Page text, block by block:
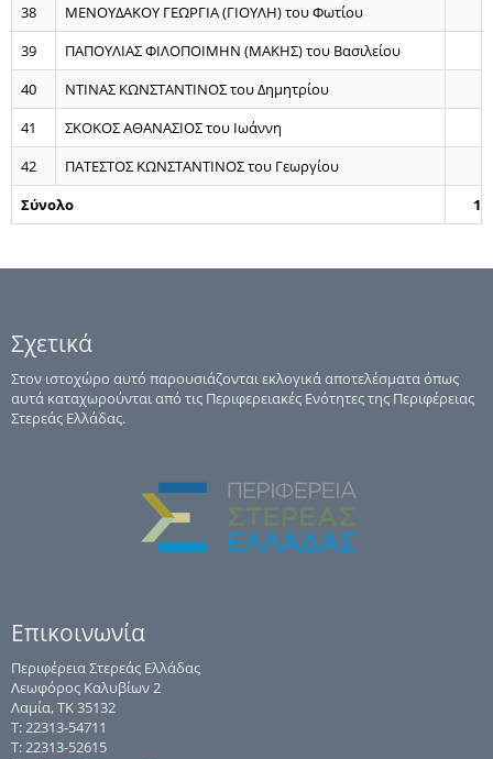
38
ΜΕΝΟΥΔΑΚΟΥ ΓΕΩΡΓΙΑ (ΓΙΟΥΛΗ) του Φωτίου
39
ΠΑΠΟΥΛΙΑΣ ΦΙΛΟΠΟΙΜΗΝ (ΜΑΚΗΣ) του Βασιλείου
40
ΝΤΙΝΑΣ ΚΩΝΣΤΑΝΤΙΝΟΣ του Δημητρίου
41
ΣΚΟΚΟΣ ΑΘΑΝΑΣΙΟΣ του Ιωάννη
42
ΠΑΤΕΣΤΟΣ ΚΩΝΣΤΑΝΤΙΝΟΣ του Γεωργίου
Σύνολο
Σχετικά
Στον ιστοχώρο αυτό παρουσιάζονται εκλογικά αποτελέσματα όπως
αυτά καταχωρούνται από τις Περιφερειακές Ενότητες της Περιφέρειας
Στερεάς Ελλάδας.
Επικοινωνία
Περιφέρεια Στερεάς Ελλάδας
Λεωφόρος Καλυβίων 2
Λαμία, ΤΚ 35132
Τ: 22313-54711
Τ: 22313-52615